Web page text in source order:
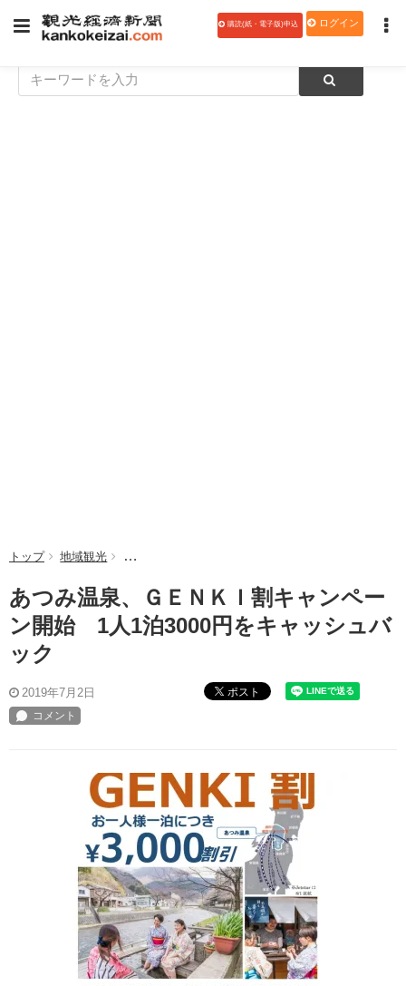
購読(紙・電子版)申込 ログイン
トップ 地域観光 あつみ温泉、ＧＥＮＫＩ割キャンペーン開始 1人1
あつみ温泉、ＧＥＮＫＩ割キャンペー
ン開始 1人1泊3000円をキャッシュバ
ック
2019年7月2日 ポスト